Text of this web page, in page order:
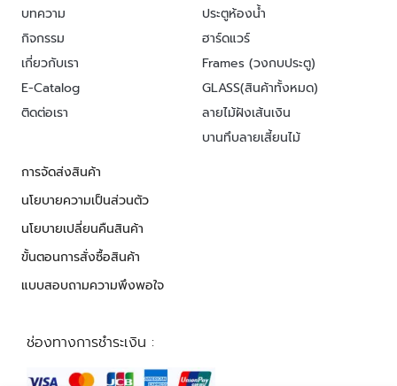
บทความ
กิจกรรม
เกี่ยวกับเรา
E-Catalog
ติดต่อเรา
ประตูห้องน้ำ
ฮาร์ดแวร์
Frames (วงกบประตู)
GLASS(สินค้าทั้งหมด)
ลายไม้ฝังเส้นเงิน
บานทึบลายเสี้ยนไม้
การจัดส่งสินค้า
นโยบายความเป็นส่วนตัว
นโยบายเปลี่ยนคืนสินค้า
ขั้นตอนการสั่งซื้อสินค้า
แบบสอบถามความพึงพอใจ
ช่องทางการชำระเงิน :